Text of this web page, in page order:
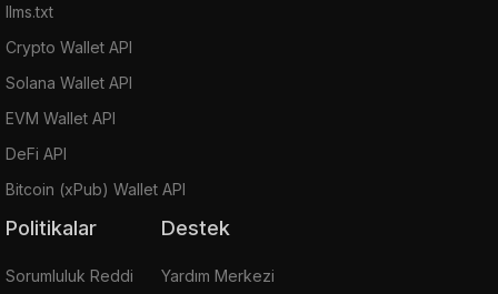
llms.txt
Crypto Wallet API
Solana Wallet API
EVM Wallet API
DeFi API
Bitcoin (xPub) Wallet API
Politikalar
Sorumluluk Reddi
Destek
Yardım Merkezi